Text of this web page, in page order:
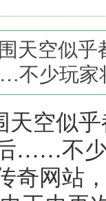
天空似
少玩家
空似
……不
奇网站